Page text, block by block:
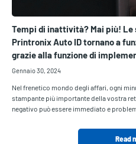
Tempi di inattività? Mai più! Le
Printronix Auto ID tornano a
grazie alla funzione di
Gennaio 30, 2024
Nel frenetico mondo degli affari, ogni
stampante più importante della vostra
negativo può essere immediato e
Read